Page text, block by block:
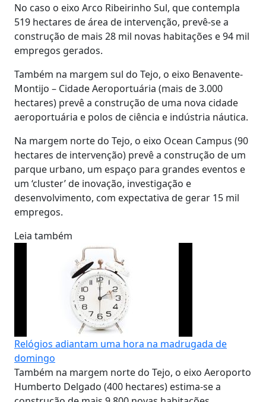
No caso o eixo Arco Ribeirinho Sul, que contempla
519 hectares de área de intervenção, prevê-se a
construção de mais 28 mil novas habitações e 94 mil
empregos gerados.
Também na margem sul do Tejo, o eixo Benavente-
Montijo – Cidade Aeroportuária (mais de 3.000
hectares) prevê a construção de uma nova cidade
aeroportuária e polos de ciência e indústria náutica.
Na margem norte do Tejo, o eixo Ocean Campus (90
hectares de intervenção) prevê a construção de um
parque urbano, um espaço para grandes eventos e
um ‘cluster’ de inovação, investigação e
desenvolvimento, com expectativa de gerar 15 mil
empregos.
Leia também
Relógios adiantam uma hora na madrugada de
domingo
Também na margem norte do Tejo, o eixo Aeroporto
Humberto Delgado (400 hectares) estima-se a